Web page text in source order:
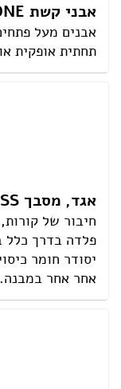
אבני קשת ARCH STONE
אבנים מעל
תחתית אופקית
אגד, מסבך TRUSS
חיבור של
פלדה בדרך כלל
יסודר חומר
אחר אחר במבנה.